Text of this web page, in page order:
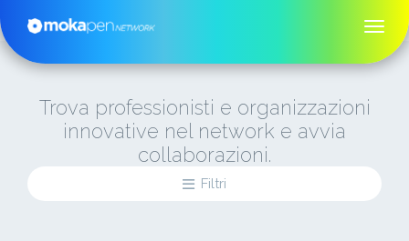
Trova professionisti e organizzazioni
innovative nel network e avvia
collaborazioni.
Filtri